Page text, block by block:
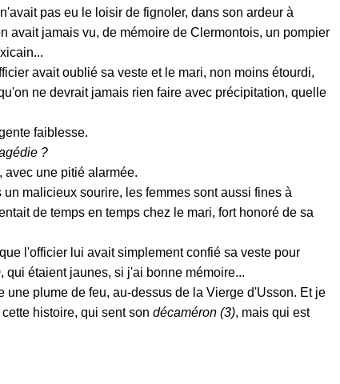
pas eu le loisir de fignoler, dans son ardeur à
avait jamais vu, de mémoire de Clermontois, un pompier
avait oublié sa veste et le mari, non moins étourdi,
ne devrait jamais rien faire avec précipitation, quelle
faiblesse.
?
une pitié alarmée.
malicieux sourire, les femmes sont aussi fines à
de temps en temps chez le mari, fort honoré de sa
l'officier lui avait simplement confié sa veste pour
, qui étaient jaunes, si j'ai bonne mémoire...
plume de feu, au-dessus de la Vierge d'Usson. Et je
histoire, qui sent son décaméron (3), mais qui est